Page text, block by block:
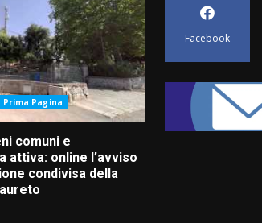
Prima Pagina
comuni e
attiva: online l’avviso
condivisa della
Facebook